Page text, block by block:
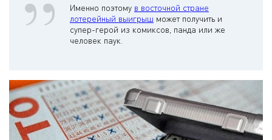
Именно поэтому в восточной стране
лотерейный выигрыш может получить и
супер-герой из комиксов, панда или же
человек паук.